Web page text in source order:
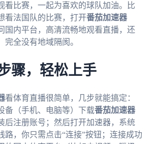
看比赛，一起为喜欢的球队加油。比
看法国队的比赛，打开番茄加速器
国内平台，高清流畅地观看直播，还
完全没有地域隔阂。
骤，轻松上手
看体育直播很简单，几步就能搞定：
备（手机、电脑等）下载番茄加速器
后注册账号；然后打开加速器，系统
路，你只需点击“连接”按钮；连接成功